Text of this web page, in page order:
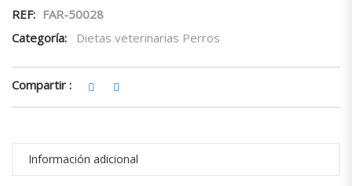
REF: FAR-50028
Categoría:
Dietas veterinarias Perros
Compartir :
Información adicional